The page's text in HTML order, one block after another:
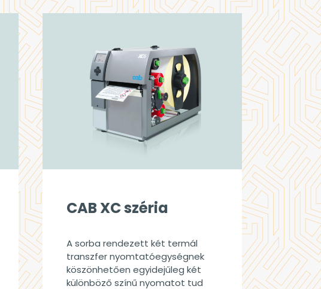
CAB XC széria
A sorba rendezett két termál
transzfer nyomtatóegységnek
köszönhetően egyidejűleg két
különböző színű nyomatot tud